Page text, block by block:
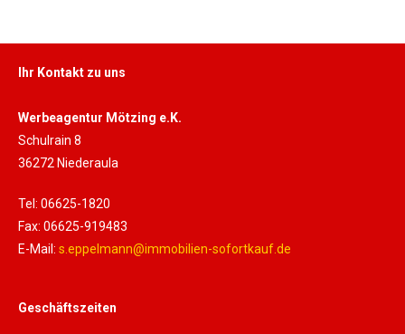
Ihr Kontakt zu uns
Werbeagentur Mötzing e.K.
Schulrain 8
36272 Niederaula
Tel: 06625-1820
Fax: 06625-919483
E-Mail: s.eppelmann@immobilien-sofortkauf.de
Geschäftszeiten